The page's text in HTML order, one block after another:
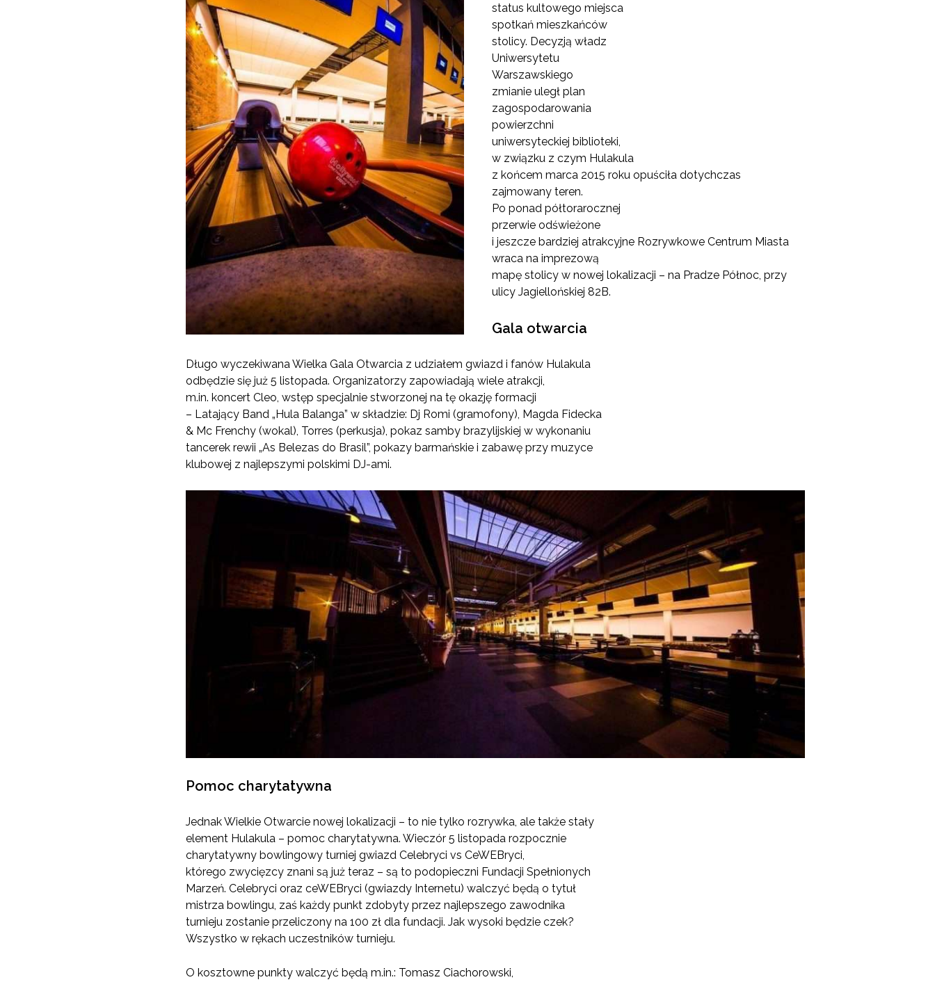
status kultowego miejsca
spotkań mieszkańców
stolicy. Decyzją władz
Uniwersytetu
Warszawskiego
zmianie uległ plan
zagospodarowania
powierzchni
uniwersyteckiej biblioteki,
w związku z czym Hulakula
z końcem marca 2015 roku opuściła dotychczas
zajmowany teren.
Po ponad półtorarocznej
przerwie odświeżone
i jeszcze bardziej atrakcyjne Rozrywkowe Centrum Miasta
wraca na imprezową
mapę stolicy w nowej lokalizacji – na Pradze Północ, przy
ulicy Jagiellońskiej 82B.
Gala otwarcia
Długo wyczekiwana Wielka Gala Otwarcia z udziałem gwiazd i fanów Hulakula
odbędzie się już 5 listopada. Organizatorzy zapowiadają wiele atrakcji,
m.in. koncert Cleo, wstęp specjalnie stworzonej na tę okazję formacji
– Latający Band „Hula Balanga” w składzie: Dj Romi (gramofony), Magda Fidecka
& Mc Frenchy (wokal), Torres (perkusja), pokaz samby brazylijskiej w wykonaniu
tancerek rewii „As Belezas do Brasil”, pokazy barmańskie i zabawę przy muzyce
klubowej z najlepszymi polskimi DJ-ami.
Pomoc charytatywna
Jednak Wielkie Otwarcie nowej lokalizacji – to nie tylko rozrywka, ale także stały
element Hulakula – pomoc charytatywna. Wieczór 5 listopada rozpocznie
charytatywny bowlingowy turniej gwiazd Celebryci vs CeWEBryci,
którego zwycięzcy znani są już teraz – są to podopieczni Fundacji Spełnionych
Marzeń. Celebryci oraz ceWEBryci (gwiazdy Internetu) walczyć będą o tytuł
mistrza bowlingu, zaś każdy punkt zdobyty przez najlepszego zawodnika
turnieju zostanie przeliczony na 100 zł dla fundacji. Jak wysoki będzie czek?
Wszystko w rękach uczestników turnieju.
O kosztowne punkty walczyć będą m.in.: Tomasz Ciachorowski,